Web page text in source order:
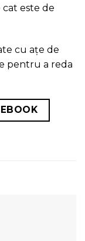
este de
cu ațe de
pentru a reda